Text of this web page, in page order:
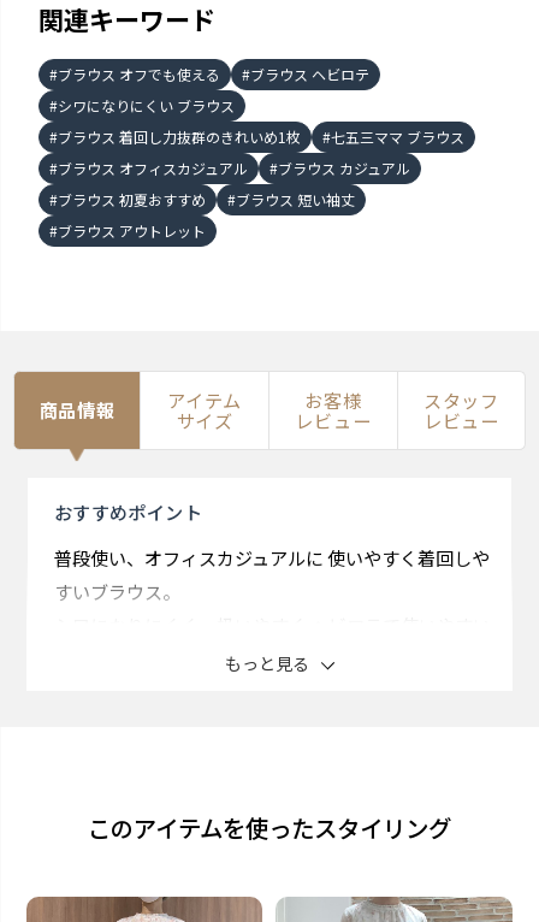
関連キーワード
ブラウス オフでも使える
ブラウス ヘビロテ
シワになりにくい ブラウス
ブラウス 着回し力抜群のきれいめ1枚
七五三ママ ブラウス
ブラウス オフィスカジュアル
ブラウス カジュアル
ブラウス 初夏おすすめ
ブラウス 短い袖丈
ブラウス アウトレット
商品情報 アイテム
サイズ
お客様
レビュー
スタッフ
レビュー
おすすめポイント
普段使い、オフィスカジュアルに 使いやすく着回しや
すいブラウス。
ングが◎。
素材
もっと見る
このアイテムを使ったスタイリング